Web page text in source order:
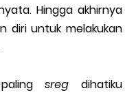
Hingga akhirnya
diri untuk melakukan
palingsregdihatiku